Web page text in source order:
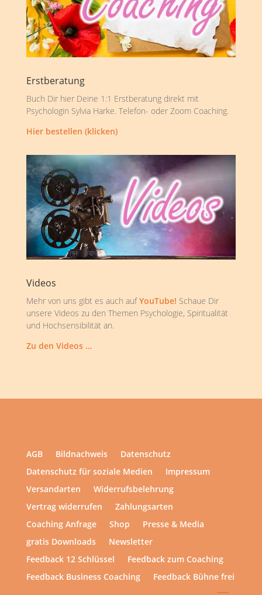
Erstberatung
Buch Dir hier Deine 1:1 Erstberatung direkt mit
Psychologin Sylvia Harke. Telefon- oder Zoom Coaching.
Hier bestellen (klicken)
Videos
Mehr von uns gibt es auch aufYouTube! Schaue Dir
unsere Videos zu den Themen Psychologie, Spiritualität
und Hochsensibilität an.
Zu den Videos …
AGB Bildnachweis
Datenschutz
Datenschutz für soziale Medien
Impressum
Versandarten
Widerrufsbelehrung
Vertrag widerrufen
Zahlungsarten
Coaching Anfrage
Shop
Presse & Media
gratis Downloads
Newsletter
Feedback 12 Schlüssel
Feedback zum Coaching
Feedback Business Coaching
Feedback Bühne frei